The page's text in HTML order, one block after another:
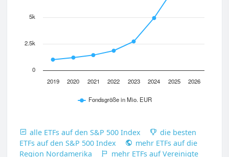
Fondsgröße in Mio. EUR
2019 2020 2021 2022 2023 2024 2025 2026
0
2.5k
5k
alle ETFs auf den S&P 500 Index
die besten
ETFs auf den S&P 500 Index
mehr ETFs auf die
Region Nordamerika
mehr ETFs auf Vereinigte